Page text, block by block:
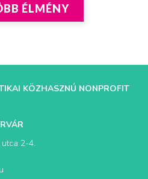
ÉLMÉNY
KÖZHASZNÚ NONPROFIT
2-4.